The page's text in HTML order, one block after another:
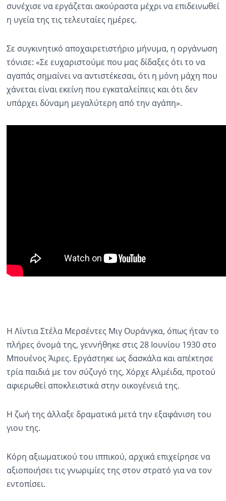
συνέχισε να εργάζεται ακούραστα μέχρι να επιδεινωθεί
η υγεία της τις τελευταίες ημέρες.
Σε συγκινητικό αποχαιρετιστήριο μήνυμα, η οργάνωση
τόνισε: «Σε ευχαριστούμε που μας δίδαξες ότι το να
αγαπάς σημαίνει να αντιστέκεσαι, ότι η μόνη μάχη που
χάνεται είναι εκείνη που εγκαταλείπεις και ότι δεν
υπάρχει δύναμη μεγαλύτερη από την αγάπη».
Η Λίντια Στέλα Μερσέντες Μιγ Ουράνγκα, όπως ήταν το
πλήρες όνομά της, γεννήθηκε στις 28 Ιουνίου 1930 στο
Μπουένος Άιρες. Εργάστηκε ως δασκάλα και απέκτησε
τρία παιδιά με τον σύζυγό της, Χόρχε Αλμέιδα, προτού
αφιερωθεί αποκλειστικά στην οικογένειά της.
Η ζωή της άλλαξε δραματικά μετά την εξαφάνιση του
γιου της.
Κόρη αξιωματικού του ιππικού, αρχικά επιχείρησε να
αξιοποιήσει τις γνωριμίες της στον στρατό για να τον
εντοπίσει.